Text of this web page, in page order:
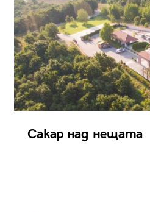
Сакар над нещата